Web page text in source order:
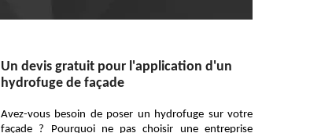
Un devis gratuit pour l'application d'un
hydrofuge de façade
Avez-vous besoin de poser un hydrofuge sur votre
façade ? Pourquoi ne pas choisir une entreprise